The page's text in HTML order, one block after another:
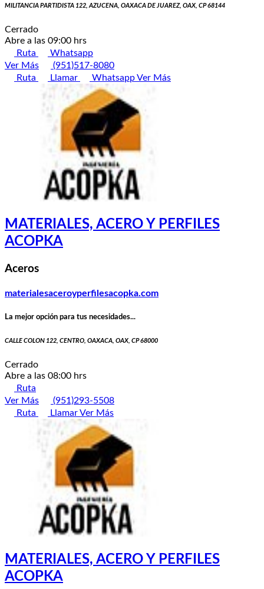
MILITANCIA PARTIDISTA 122, AZUCENA, OAXACA DE JUAREZ, OAX, CP 68144
Cerrado
Abre a las 09:00 hrs
Ruta
Whatsapp
Ver Más
(951)517-8080
Ruta
Llamar WhatsappVer Más
MATERIALES, ACERO Y PERFILES
ACOPKA
Aceros
materialesaceroyperfilesacopka.com
La mejor opción para tus necesidades...
CALLE COLON 122, CENTRO, OAXACA, OAX, CP 68000
Cerrado
Abre a las 08:00 hrs
Ruta
Ver Más
(951)293-5508
Ruta
LlamarVer Más
MATERIALES, ACERO Y PERFILES
ACOPKA